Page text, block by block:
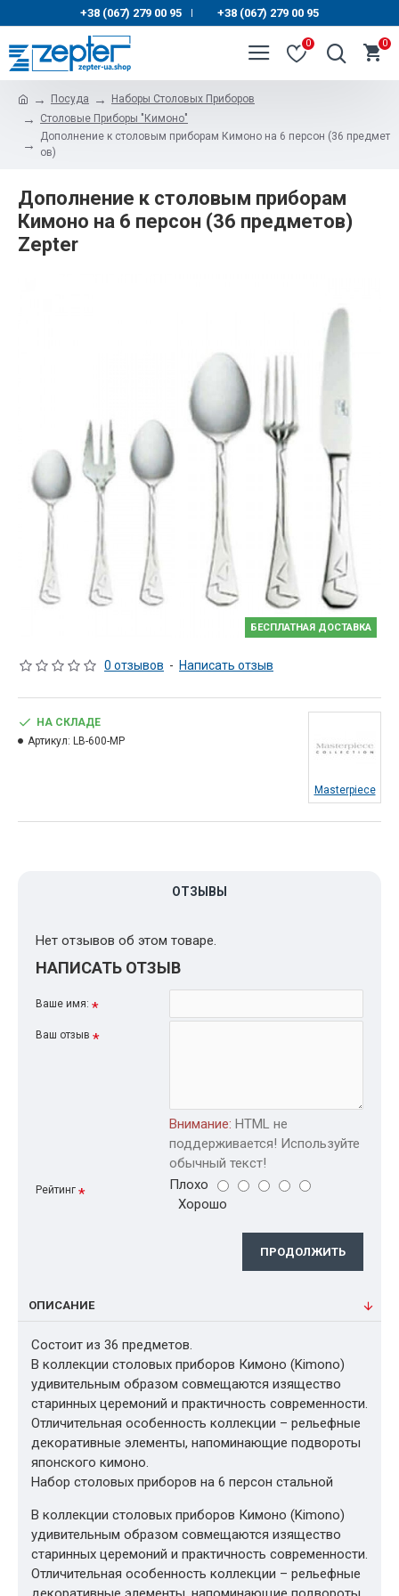
+38 (067) 279 00 95 | +38 (067) 279 00 95
0 0
Посуда
Наборы Столовых Приборов
Столовые Приборы "Кимоно"
Дополнение к столовым приборам Кимоно на 6 персон (36 предмет
ов)
Дополнение к столовым приборам
Кимоно на 6 персон (36 предметов)
Zepter
БЕСПЛАТНАЯ ДОСТАВКА
0 отзывов - Написать отзыв
НА СКЛАДЕ
Артикул: LB-600-MP
Masterpiece
ОТЗЫВЫ
Нет отзывов об этом товаре.
НАПИСАТЬ ОТЗЫВ
Ваше имя:
Ваш отзыв
Внимание: HTML не
поддерживается! Используйте
обычный текст!
Рейтинг
Плохо
Хорошо
ПРОДОЛЖИТЬ
ОПИСАНИЕ
Состоит из 36 предметов.
В коллекции столовых приборов Кимоно (Kimono)
удивительным образом совмещаются изящество
старинных церемоний и практичность современности.
Отличительная особенность коллекции – рельефные
декоративные элементы, напоминающие подвороты
японского кимоно.
Набор столовых приборов на 6 персон стальной
В коллекции столовых приборов Кимоно (Kimono)
удивительным образом совмещаются изящество
старинных церемоний и практичность современности.
Отличительная особенность коллекции – рельефные